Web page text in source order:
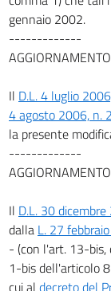
gennaio 2002.
-------------
Il D.L. 4 luglio
4 agosto 2006, n.
la presente
-------------
Il D.L. 30
dalla L. 27
- (con l'art. 13-bis,
1-bis dell'articolo
cui al decreto del